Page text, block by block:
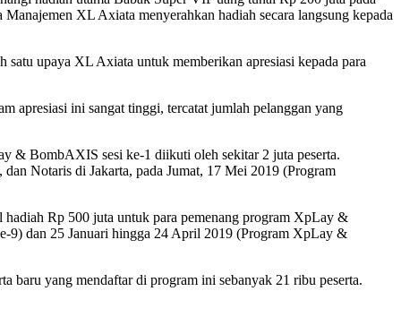
XL Axiata menyerahkan hadiah secara langsung kepada
upaya XL Axiata untuk memberikan apresiasi kepada para
apresiasi ini sangat tinggi, tercatat jumlah pelanggan yang
& BombAXIS sesi ke-1 diikuti oleh sekitar 2 juta peserta.
Notaris di Jakarta, pada Jumat, 17 Mei 2019 (Program
Rp 500 juta untuk para pemenang program XpLay &
9) dan 25 Januari hingga 24 April 2019 (Program XpLay &
baru yang mendaftar di program ini sebanyak 21 ribu peserta.